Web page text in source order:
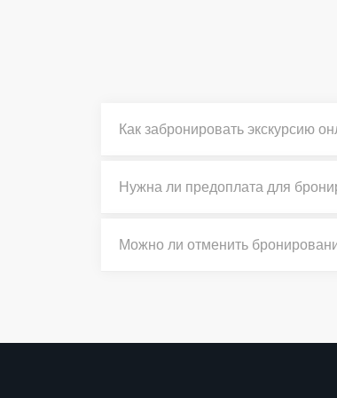
Как забронировать экскурсию
Нужна ли предоплата для
Можно ли отменить